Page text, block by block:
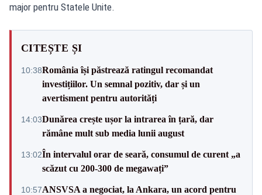
major pentru Statele Unite.
CITEȘTE ȘI
10:38România își păstrează ratingul recomandat
investițiilor. Un semnal pozitiv, dar și un
avertisment pentru autorități
14:03Dunărea crește ușor la intrarea în țară, dar
rămâne mult sub media lunii august
13:02În intervalul orar de seară, consumul de curent „a
scăzut cu 200-300 de megawați”
10:57ANSVSA a negociat, la Ankara, un acord pentru